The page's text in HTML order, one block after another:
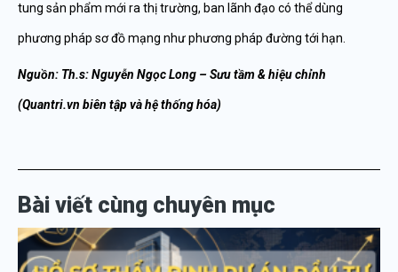
tung sản phẩm mới ra thị trường, ban lãnh đạo có thể dùng
phương pháp sơ đồ mạng như phương pháp đường tới hạn.
Nguồn: Th.s: Nguyễn Ngọc Long – Sưu tầm & hiệu chỉnh
(Quantri.vn biên tập và hệ thống hóa)
Bài viết cùng chuyên mục